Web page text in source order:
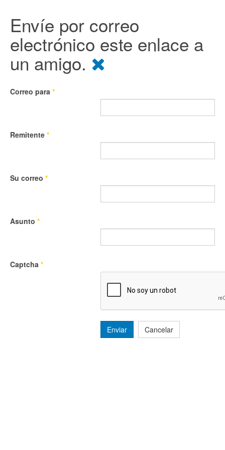
Envíe por correo
electrónico este enlace a
un amigo.
Correo para *
Remitente *
Su correo *
Asunto *
Captcha *
Enviar Cancelar